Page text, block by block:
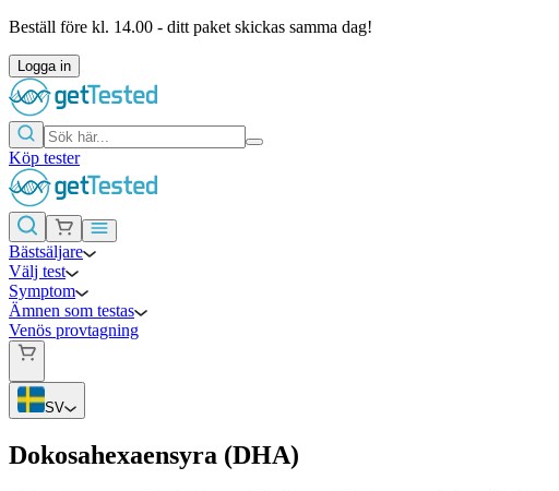
Beställ före kl. 14.00 - ditt paket skickas samma dag!
Logga in
Köp tester
Bästsäljare
Välj test
Symptom
Ämnen som testas
Venös provtagning
SV
Dokosahexaensyra (DHA)